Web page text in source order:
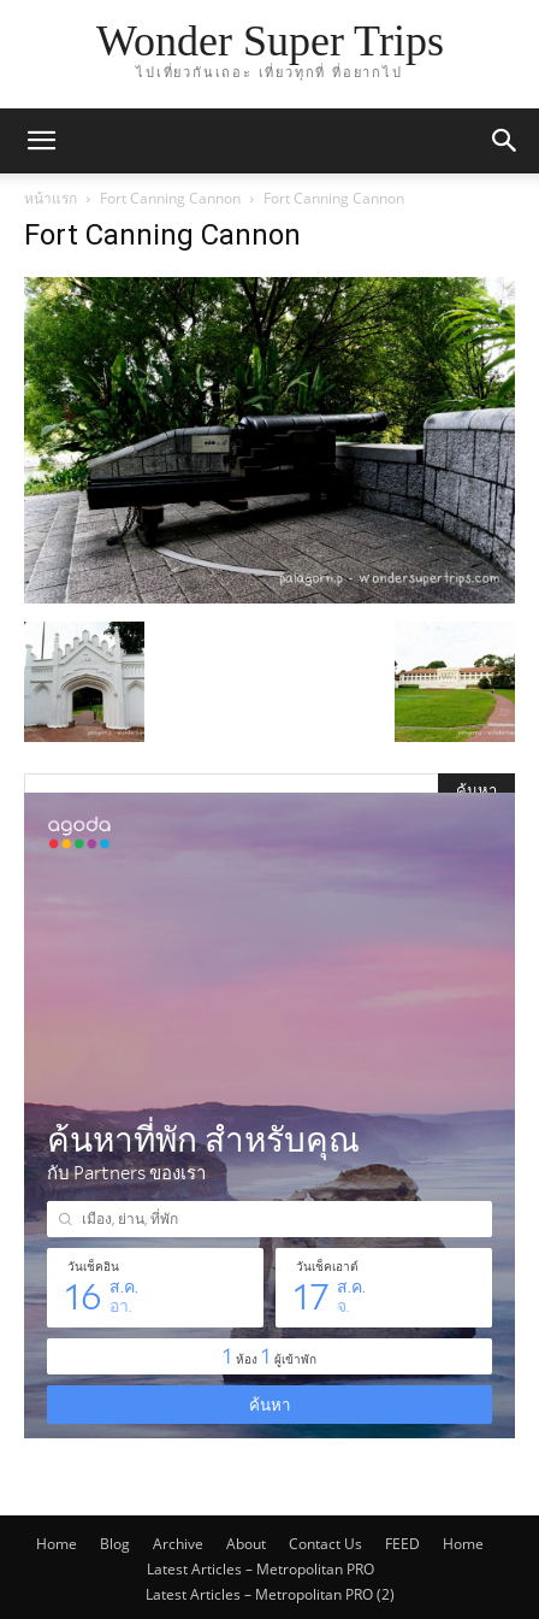
Wonder Super Trips
ไปเที่ยวกันเถอะ เที่ยวทุกที่ ที่อยากไป
หน้าแรก Fort Canning Cannon Fort Canning Cannon
Fort Canning Cannon
Home Blog Archive About Contact Us FEED
Home
Latest Articles – Metropolitan PRO
Latest Articles – Metropolitan PRO (2)